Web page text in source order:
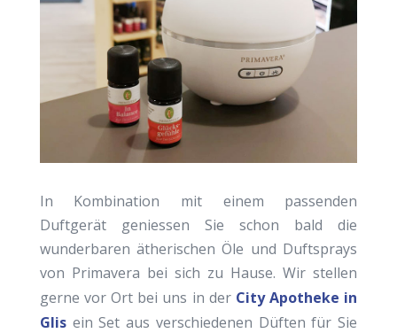
In Kombination mit einem passenden
Duftgerät geniessen Sie schon bald die
wunderbaren ätherischen Öle und Duftsprays
von Primavera bei sich zu Hause. Wir stellen
gerne vor Ort bei uns in der City Apotheke in
Glisein Set aus verschiedenen Düften für Sie